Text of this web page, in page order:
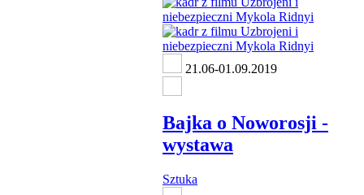
21.06-01.09.2019
Bajka o Noworosji -
wystawa
Sztuka